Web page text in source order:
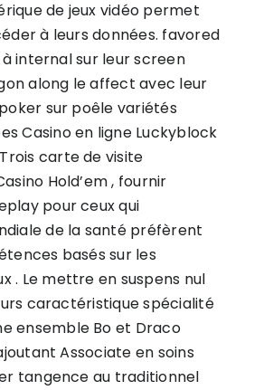
de jeux vidéo permet
à leurs données. favored
à internal sur leur screen
along le affect avec leur
sur poêle variétés
Casino en ligne Luckyblock
carte de visite
Hold’em , fournir
pour ceux qui
de la santé préfèrent
basés sur les
. Le mettre en suspens nul
caractéristique spécialité
ensemble Bo et Draco
Associate en soins
tangence au traditionnel